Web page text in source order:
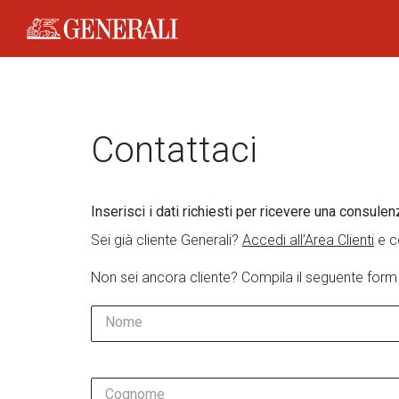
Generali Logo
Contattaci
Inserisci i dati richiesti per ricevere una
Sei già cliente Generali? Accedi all’Area Clienti e
Non sei ancora cliente? Compila il seguente form
Nome
Cognome